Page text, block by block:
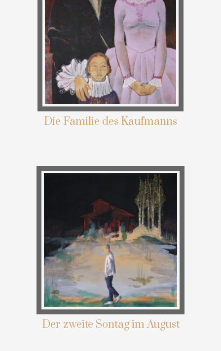
Die Familie des Kaufmanns
Der zweite Sontag im August